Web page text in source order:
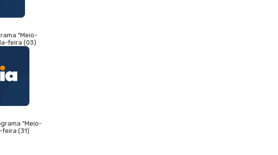
“Meio-
feira (03)
“Meio-
feira (31)